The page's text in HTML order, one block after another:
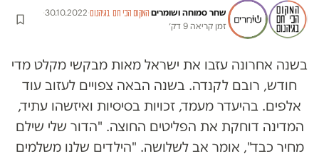
שחר סמוחה ושומרים·המקום הכי חם בגיהנום·
30.10.2022
·
זמן קריאה 9 דק׳
בשנה אחרונה עזבו את ישראל מאות מבקשי מקלט מדי
חודש, רובם לקנדה. בשנה הבאה צפויים לעזוב עוד
אלפים. בהיעדר מעמד, זכויות בסיסיות ואיזשהו עתיד,
המדינה דוחקת את הפליטים החוצה. "הדור שלי שילם
מחיר כבד", אומר אב לשלושה. "הילדים שלנו משלמים